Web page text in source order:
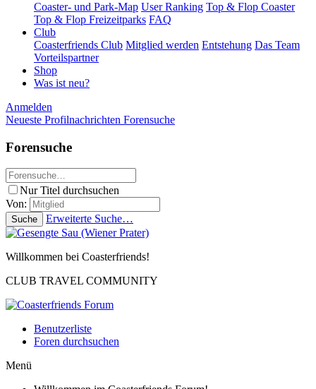
Coaster- und Park-Map User Ranking Top & Flop Coaster
Top & Flop Freizeitparks FAQ
Club
Coasterfriends Club Mitglied werden Entstehung Das Team
Vorteilspartner
Shop
Was ist neu?
Anmelden
Neueste Profilnachrichten Forensuche
Forensuche
Nur Titel durchsuchen
Von:
Suche Erweiterte Suche…
Willkommen bei Coasterfriends!
CLUB TRAVEL COMMUNITY
Benutzerliste
Foren durchsuchen
Menü